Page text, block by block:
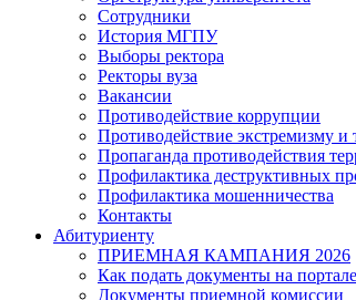
Сотрудники
История МГПУ
Выборы ректора
Ректоры вуза
Вакансии
Противодействие коррупции
Противодействие экстремизму и
Пропаганда противодействия
Профилактика деструктивных
Профилактика мошенничества
Контакты
Абитуриенту
ПРИЕМНАЯ КАМПАНИЯ 2026
Как подать документы на
Документы приемной комиссии